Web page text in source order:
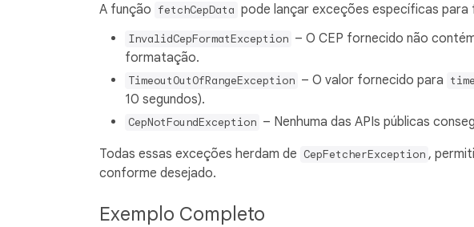
A função fetchCepData pode lançar exceções específicas
InvalidCepFormatException – O CEP fornecido não
formatação.
TimeoutOutOfRangeException – O valor fornecido para
10 segundos).
CepNotFoundException – Nenhuma das APIs públicas
Todas essas exceções herdam de CepFetcherException ,
conforme desejado.
Exemplo Completo